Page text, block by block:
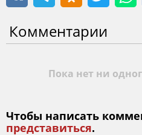
Комментарии
Пока нет ни
Чтобы написать
представиться.